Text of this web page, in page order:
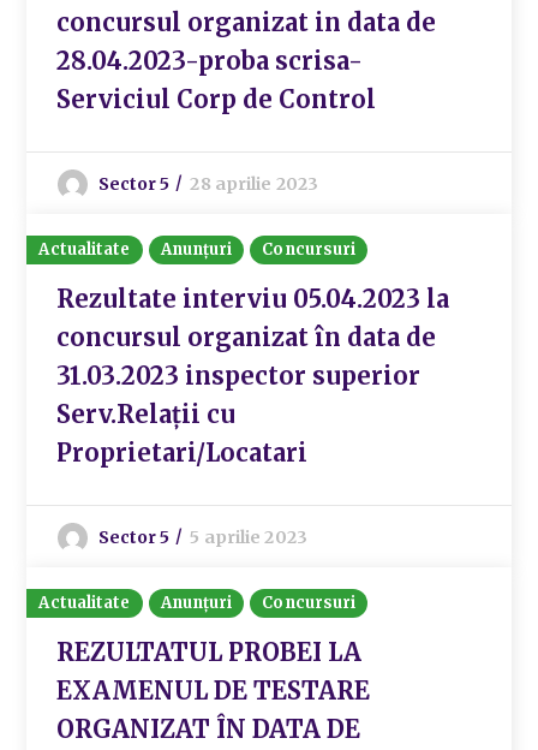
concursul organizat in data de
28.04.2023-proba scrisa-
Serviciul Corp de Control
Sector 5 28 aprilie 2023
Actualitate Anunțuri Concursuri
Rezultate interviu 05.04.2023 la
concursul organizat în data de
31.03.2023 inspector superior
Serv.Relații cu
Proprietari/Locatari
Sector 5 5 aprilie 2023
Actualitate Anunțuri Concursuri
REZULTATUL PROBEI LA
EXAMENUL DE TESTARE
ORGANIZAT ÎN DATA DE